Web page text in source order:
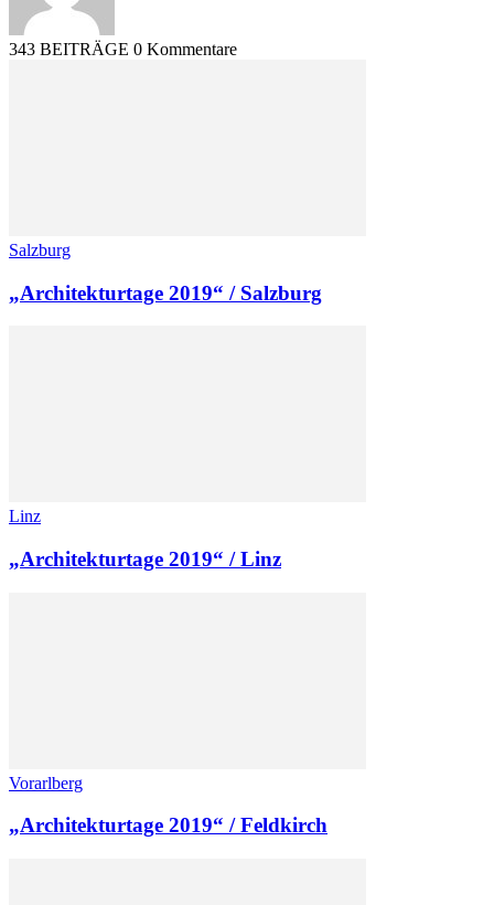
343 BEITRÄGE 0 Kommentare
Salzburg
„Architekturtage 2019“ / Salzburg
Linz
„Architekturtage 2019“ / Linz
Vorarlberg
„Architekturtage 2019“ / Feldkirch